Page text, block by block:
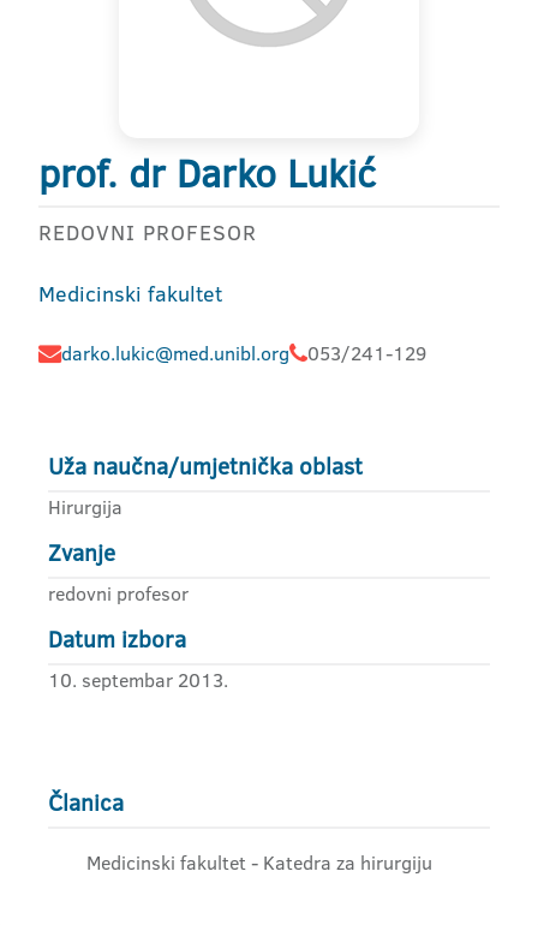
prof. dr Darko Lukić
REDOVNI PROFESOR
Medicinski fakultet
darko.lukic@med.unibl.org 053/241-129
Uža naučna/umjetnička oblast
Hirurgija
Zvanje
redovni profesor
Datum izbora
10. septembar 2013.
Članica
Medicinski fakultet - Katedra za hirurgiju